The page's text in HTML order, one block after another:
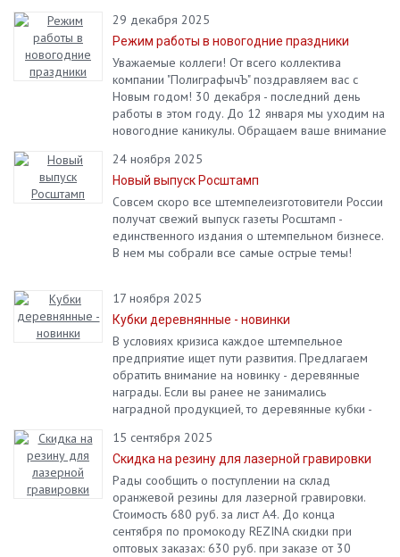
29 декабря 2025
Режим работы в новогодние праздники
Уважаемые коллеги! От всего коллектива
компании "ПолиграфычЪ" поздравляем вас с
Новым годом! 30 декабря - последний день
работы в этом году. До 12 января мы уходим на
новогодние каникулы. Обращаем ваше внимание
переоценка товара.
24 ноября 2025
Новый выпуск Росштамп
Совсем скоро все штемпелеизготовители России
получат свежий выпуск газеты Росштамп -
единственного издания о штемпельном бизнесе.
В нем мы собрали все самые острые темы!
17 ноября 2025
Кубки деревнянные - новинки
В условиях кризиса каждое штемпельное
предприятие ищет пути развития. Предлагаем
обратить внимание на новинку - деревянные
награды. Если вы ранее не занимались
наградной продукцией, то деревянные кубки -
15 сентября 2025
Скидка на резину для лазерной гравировки
Рады сообщить о поступлении на склад
оранжевой резины для лазерной гравировки.
Стоимость 680 руб. за лист А4. До конца
сентября по промокоду REZINA скидки при
оптовых заказах: 630 руб. при заказе от 30